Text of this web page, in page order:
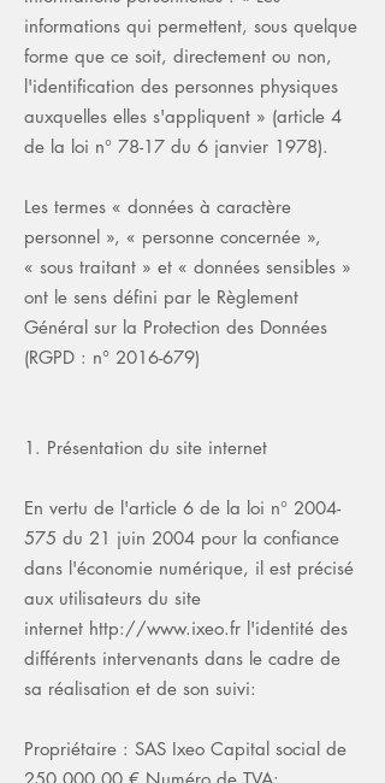
informations qui permettent, sous quelque
forme que ce soit, directement ou non,
l'identification des personnes physiques
auxquelles elles s'appliquent » (article 4
de la loi n° 78-17 du 6 janvier 1978).
Les termes « données à caractère
personnel », « personne concernée »,
« sous traitant » et « données sensibles »
ont le sens défini par le Règlement
Général sur la Protection des Données
(RGPD : n° 2016-679)
1. Présentation du site internet
En vertu de l'article 6 de la loi n° 2004-
575 du 21 juin 2004 pour la confiance
dans l'économie numérique, il est précisé
aux utilisateurs du site
internet http://www.ixeo.fr l'identité des
différents intervenants dans le cadre de
sa réalisation et de son suivi:
Propriétaire : SAS Ixeo Capital social de